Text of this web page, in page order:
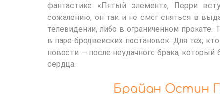
фантастике «Пятый элемент», Перри
сожалению, он так и не смог сняться в
телевидении, либо в ограниченном
в паре бродвейских постановок. Для тех,
новости — после неудачного брака,
сердца.
Брайан Остин